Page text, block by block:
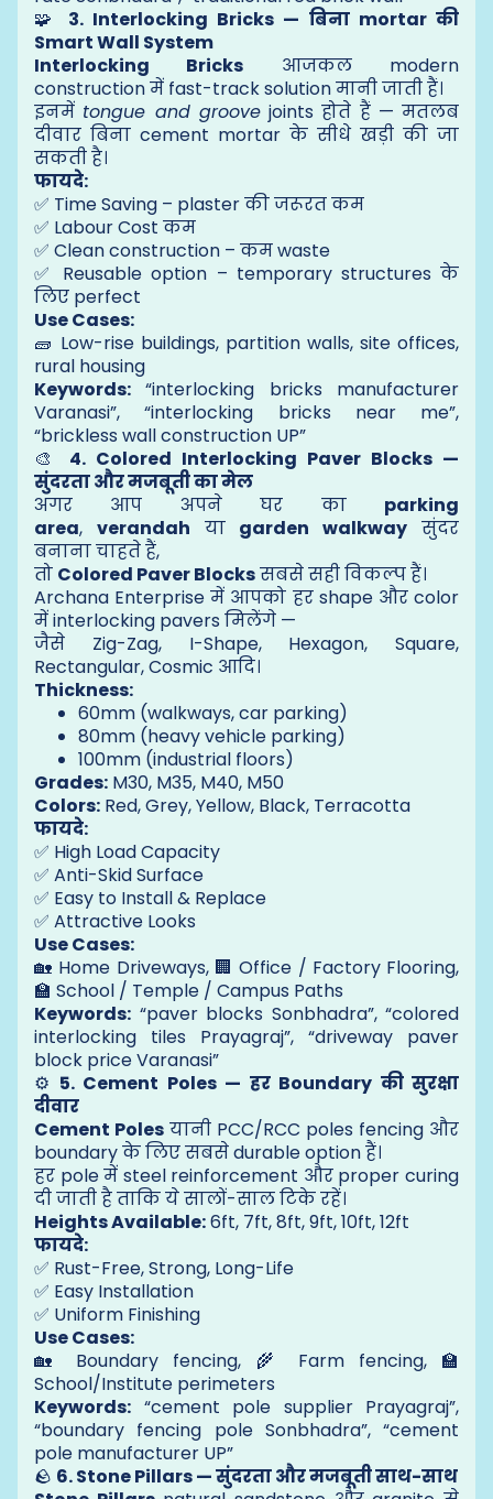
🧩 3. Interlocking Bricks — बिना mortar की
Smart Wall System
Interlocking Bricks आजकल modern
construction में fast-track solution मानी जाती हैं।
इनमें tongue and groovejoints होते हैं — मतलब
दीवार बिना cement mortar के सीधे खड़ी की जा
सकती है।
फायदे:
✅ Time Saving – plaster की जरूरत कम
✅ Labour Cost कम
✅ Clean construction – कम waste
✅ Reusable option – temporary structures के
लिए perfect
Use Cases:
🧱 Low-rise buildings, partition walls, site offices,
rural housing
Keywords: “interlocking bricks manufacturer
Varanasi”, “interlocking bricks near me”,
“brickless wall construction UP”
🎨 4. Colored Interlocking Paver Blocks —
सुंदरता और मजबूती का मेल
अगर आप अपने घर का parking
area, verandah या garden walkway सुंदर
बनाना चाहते हैं,
तो Colored Paver Blocksसबसे सही विकल्प हैं।
Archana Enterprise में आपको हर shape और color
में interlocking pavers मिलेंगे —
जैसे Zig-Zag, I-Shape, Hexagon, Square,
Rectangular, Cosmic आदि।
Thickness:
60mm (walkways, car parking)
80mm (heavy vehicle parking)
100mm (industrial floors)
Grades: M30, M35, M40, M50
Colors: Red, Grey, Yellow, Black, Terracotta
फायदे:
✅ High Load Capacity
✅ Anti-Skid Surface
✅ Easy to Install & Replace
✅ Attractive Looks
Use Cases:
🏡 Home Driveways, 🏢 Office / Factory Flooring,
🏫 School / Temple / Campus Paths
Keywords: “paver blocks Sonbhadra”, “colored
interlocking tiles Prayagraj”, “driveway paver
block price Varanasi”
⚙ 5. Cement Poles — हर Boundary की सुरक्षा
दीवार
Cement Poles यानी PCC/RCC poles fencing और
boundary के लिए सबसे durable option हैं।
हर pole में steel reinforcement और proper curing
दी जाती है ताकि ये सालों-साल टिके रहें।
Heights Available:6ft, 7ft, 8ft, 9ft, 10ft, 12ft
फायदे:
✅ Rust-Free, Strong, Long-Life
✅ Easy Installation
✅ Uniform Finishing
Use Cases:
🏡 Boundary fencing, 🌾 Farm fencing, 🏫
School/Institute perimeters
Keywords: “cement pole supplier Prayagraj”,
“boundary fencing pole Sonbhadra”, “cement
pole manufacturer UP”
🪨 6. Stone Pillars — सुंदरता और मजबूती साथ-साथ